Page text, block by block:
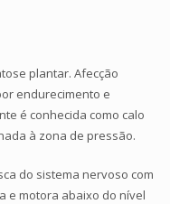
plantar. Afecção
endurecimento e
é conhecida como calo
à zona de pressão.
do sistema nervoso com
e motora abaixo do nível